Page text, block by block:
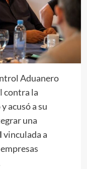
Aduanero
contra la
acusó a su
una
vinculada a